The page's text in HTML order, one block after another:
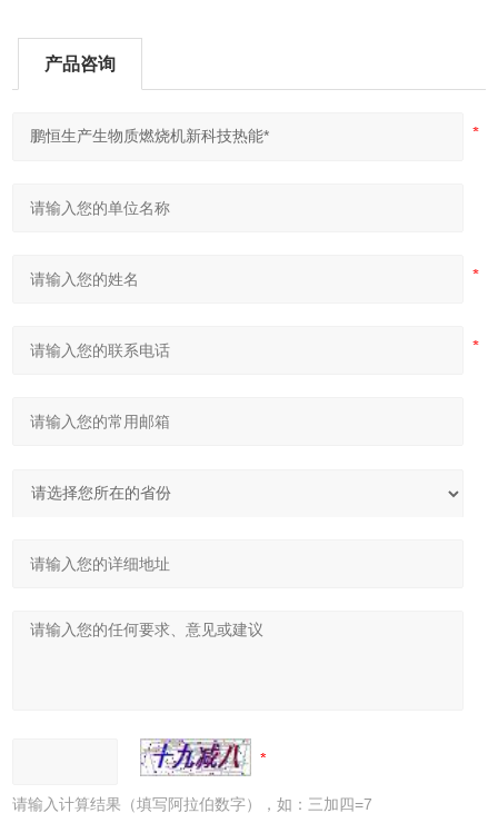
产品咨询
请输入计算结果（填写阿拉伯数字），如：三加四=7